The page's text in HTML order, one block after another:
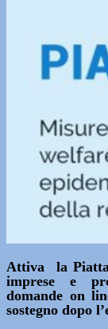
Attiva la
imprese e
domande on
sostegno dopo